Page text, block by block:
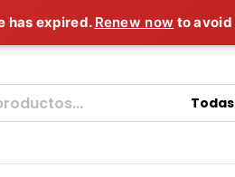
has expired. Renew now to